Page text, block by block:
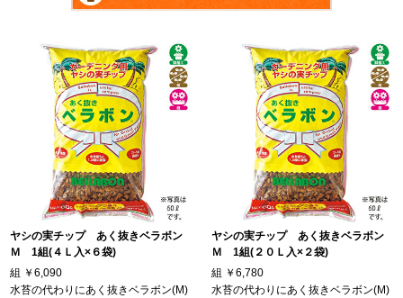
ヤシの実チップ あく抜きベラボン
Ｍ 1組(４Ｌ入×６袋)
組 ￥6,090
水苔の代わりにあく抜きベラボン(M)
ヤシの実チップ あく抜きベラボン
Ｍ 1組(２０Ｌ入×２袋)
組 ￥6,780
水苔の代わりにあく抜きベラボン(M)